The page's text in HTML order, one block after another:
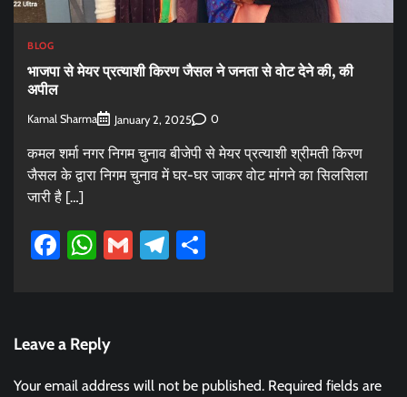
BLOG
भाजपा से मेयर प्रत्याशी किरण जैसल ने जनता से वोट देने की, की
अपील
Kamal Sharma January 2, 2025 0
कमल शर्मा नगर निगम चुनाव बीजेपी से मेयर प्रत्याशी श्रीमती किरण
जैसल के द्वारा निगम चुनाव में घर-घर जाकर वोट मांगने का सिलसिला
जारी है […]
Facebook
WhatsApp
GmailTelegram
Leave a Reply
Your email address will not be published. Required fields are